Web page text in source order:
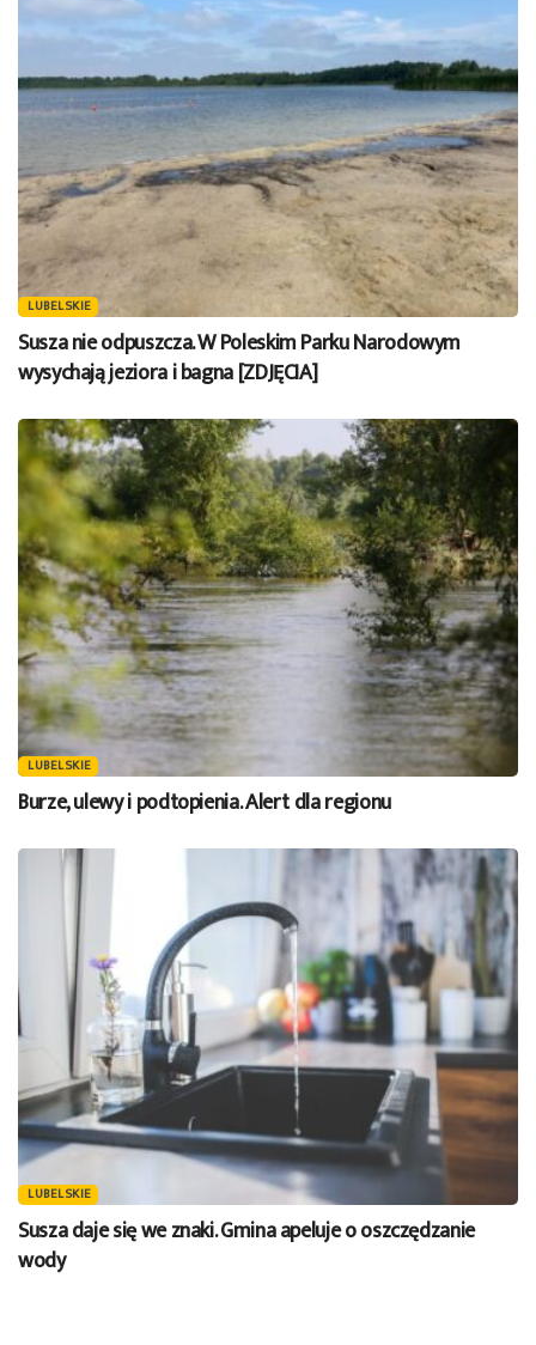
LUBELSKIE
Susza nie odpuszcza. W Poleskim Parku Narodowym
wysychają jeziora i bagna [ZDJĘCIA]
LUBELSKIE
Burze, ulewy i podtopienia. Alert dla regionu
LUBELSKIE
Susza daje się we znaki. Gmina apeluje o oszczędzanie
wody